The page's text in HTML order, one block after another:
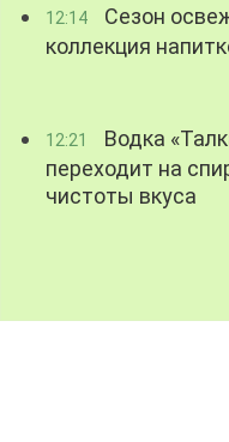
12:14
Сезон
коллекция
12:21
Водка
переходит на
чистоты вкуса